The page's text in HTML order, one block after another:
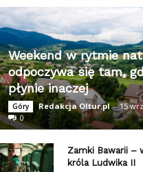
Weekend w rytmie
odpoczywa się tam,
płynie inaczej
Góry Redakcja Oltur.pl - 15
0
Zamki Bawarii –
króla Ludwika II